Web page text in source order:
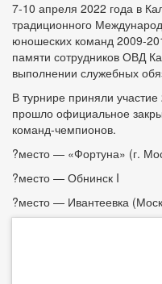
7-10 апреля 2022 года в
традиционного
юношеских команд 2009-
памяти сотрудников ОВД
выполнении служебных
В турнире приняли
прошло официальное
команд-чемпионов.
?место — «Фортуна» (г.
?место — Обнинск I
?место — Ивантеевка